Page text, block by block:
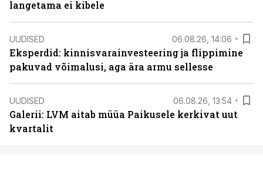
langetama ei kibele
UUDISED 06.08.26, 14:06
Eksperdid: kinnisvarainvesteering ja flippimine
pakuvad võimalusi, aga ära armu sellesse
UUDISED 06.08.26, 13:54
Galerii: LVM aitab müüa Paikusele kerkivat uut
kvartalit